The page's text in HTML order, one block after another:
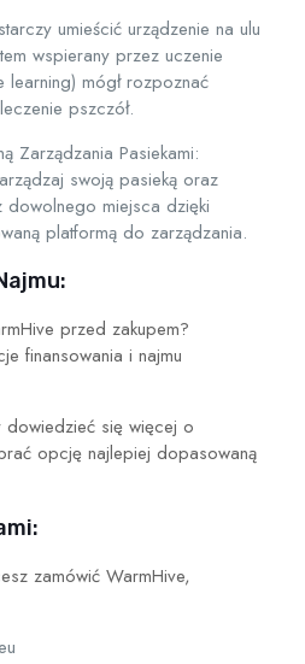
umieścić urządzenie na ulu
wspierany przez uczenie
learning) mógł rozpoznać
pszczół.
Zarządzania Pasiekami:
swoją pasieką oraz
miejsca dzięki
platformą do zarządzania.
przed zakupem?
finansowania i najmu
dowiedzieć się więcej o
opcję najlepiej dopasowaną
zamówić WarmHive,